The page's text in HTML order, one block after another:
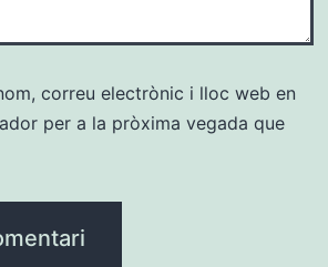
correu electrònic i lloc web en
per a la pròxima vegada que